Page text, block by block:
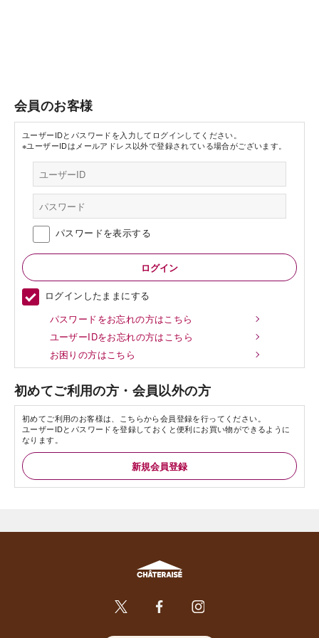
会員のお客様
ユーザーIDとパスワードを入力してログインしてください。
※ユーザーIDはメールアドレス以外で登録されている場合がございます。
パスワードを表示する
ログインしたままにする
パスワードをお忘れの方はこちら
ユーザーIDをお忘れの方はこちら
お困りの方はこちら
初めてご利用の方・会員以外の方
初めてご利用のお客様は、こちらから会員登録を行ってください。
ユーザーIDとパスワードを登録しておくと便利にお買い物ができるように
なります。